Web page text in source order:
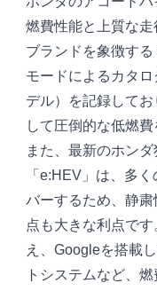
燃費性能と上質な走
ブランドを象徴す
モードによるカタ
デル）を記録して
して圧倒的な低燃費
また、最新のホン
「e:HEV」は、多
バーするため、静
点も大きな利点で
え、Googleを搭載
トシステムなど、